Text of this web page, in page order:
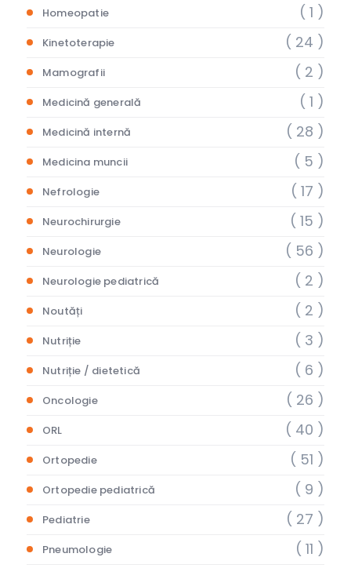
Homeopatie ( 1 )
Kinetoterapie ( 24 )
Mamografii ( 2 )
Medicină generală ( 1 )
Medicină internă ( 28 )
Medicina muncii ( 5 )
Nefrologie ( 17 )
Neurochirurgie ( 15 )
Neurologie ( 56 )
Neurologie pediatrică ( 2 )
Noutăți ( 2 )
Nutriție ( 3 )
Nutriție / dietetică ( 6 )
Oncologie ( 26 )
ORL ( 40 )
Ortopedie ( 51 )
Ortopedie pediatrică ( 9 )
Pediatrie ( 27 )
Pneumologie ( 11 )